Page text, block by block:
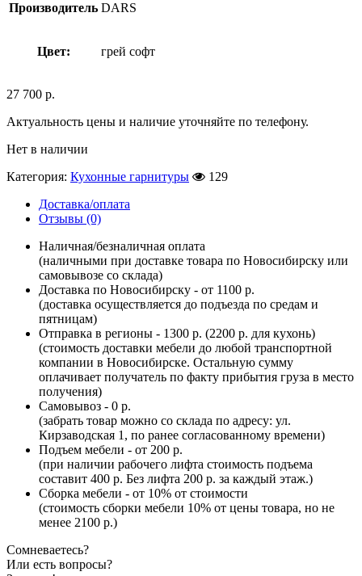
Производитель DARS
Цвет: грей софт
27 700 р.
Актуальность цены и наличие уточняйте по телефону.
Нет в наличии
Категория: Кухонные гарнитуры
129
Доставка/оплата
Отзывы (0)
Наличная/безналичная оплата
(наличными при доставке товара по Новосибирску или
самовывозе со склада)
Доставка по Новосибирску - от 1100 р.
(доставка осуществляется до подъезда по средам и
пятницам)
Отправка в регионы - 1300 р. (2200 р. для кухонь)
(стоимость доставки мебели до любой транспортной
компании в Новосибирске. Остальную сумму
оплачивает получатель по факту прибытия груза в место
получения)
Самовывоз - 0 р.
(забрать товар можно со склада по адресу: ул.
Кирзаводская 1, по ранее согласованному времени)
Подъем мебели - от 200 р.
(при наличии рабочего лифта стоимость подъема
составит 400 р. Без лифта 200 р. за каждый этаж.)
Сборка мебели - от 10% от стоимости
(стоимость сборки мебели 10% от цены товара, но не
менее 2100 р.)
Сомневаетесь?
Или есть вопросы?